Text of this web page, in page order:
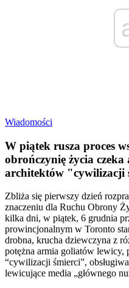
Wiadomości
W piątek rusza proces
obrończynię życia
architektów "cywilizacji
Zbliża się pierwszy dzień
znaczeniu dla Ruchu Obrony
kilka dni, w piątek, 6 grudnia
prowincjonalnym w Toronto
drobna, krucha dziewczyna z
potężna armia goliatów lewicy,
“cywilizacji śmierci”,
lewicujące media „głównego